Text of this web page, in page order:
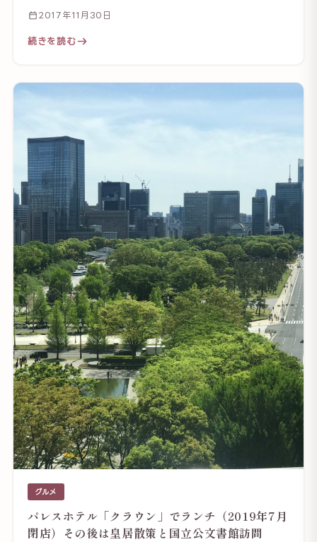
2017年11月30日
続きを読む
グルメ
パレスホテル「クラウン」でランチ（2019年7月
閉店）その後は皇居散策と国立公文書館訪問